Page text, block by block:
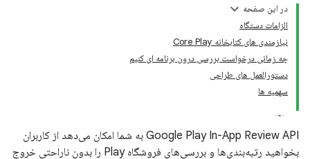
در این صفحه
الزامات دستگاه
نیازمندی های کتابخانه Core Play
چه زمانی درخواست بررسی درون برنامه ای کنیم
دستورالعمل های طراحی
سهمیه ها
Google Play In-App Review API به شما امکان می‌دهد از کاربران
بخواهید رتبه‌بندی‌ها و بررسی‌های فروشگاه Play را بدون ناراحتی خروج